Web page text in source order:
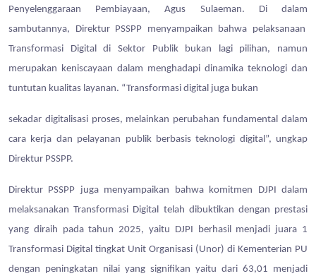
Penyelenggaraan Pembiayaan, Agus Sulaeman. Di dalam
sambutannya, Direktur PSSPP menyampaikan bahwa pelaksanaan
Transformasi Digital di Sektor Publik bukan lagi pilihan, namun
merupakan keniscayaan dalam menghadapi dinamika teknologi dan
tuntutan kualitas layanan. “Transformasi digital juga bukan
sekadar digitalisasi proses, melainkan perubahan fundamental dalam
cara kerja dan pelayanan publik berbasis teknologi digital”, ungkap
Direktur PSSPP.
Direktur PSSPP juga menyampaikan bahwa komitmen DJPI dalam
melaksanakan Transformasi Digital telah dibuktikan dengan prestasi
yang diraih pada tahun 2025, yaitu DJPI berhasil menjadi juara 1
Transformasi Digital tingkat Unit Organisasi (Unor) di Kementerian PU
dengan peningkatan nilai yang signifikan yaitu dari 63,01 menjadi